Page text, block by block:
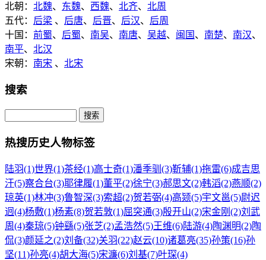
北朝： 北魏、 东魏、 西魏、 北齐、 北周
五代： 后梁 、 后唐、 后晋、 后汉、 后周
十国： 前蜀、 后蜀、 南吴、 南唐、 吴越、 闽国 、 南楚、 南汉、
南平、 北汉
宋朝： 南宋 、 北宋
搜索
热搜历史人物标签
陆羽(1)世界(1)茶经(1)高士奇(1)潘季驯(3)靳辅(1)拖雷(6)成吉思
汗(5)察合台(3)耶律履(1)董平(2)徐宁(3)郝思文(2)韩滔(2)燕顺(2)
琼英(1)林冲(3)鲁智深(3)索超(2)贺若弼(4)高颎(5)宇文邕(5)尉迟
迥(4)杨敷(1)杨素(8)贺若敦(1)屈突通(3)殷开山(2)宋金刚(2)刘武
周(4)秦琼(5)钟繇(5)张芝(2)孟浩然(5)王维(6)陆游(4)陶渊明(2)陶
侃(3)颜延之(2)刘备(32)关羽(22)赵云(10)诸葛亮(35)孙策(16)孙
坚(11)孙亮(4)胡大海(5)宋濂(6)刘基(7)叶琛(4)